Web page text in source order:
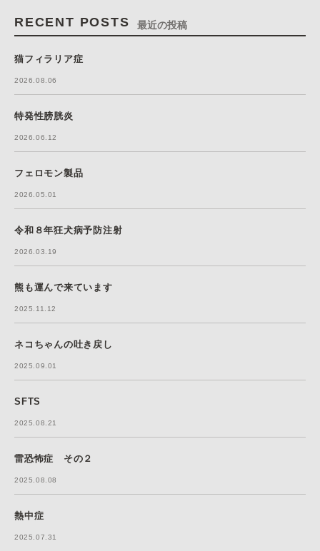
RECENT POSTS 最近の投稿
猫フィラリア症
2026.08.06
特発性膀胱炎
2026.06.12
フェロモン製品
2026.05.01
令和８年狂犬病予防注射
2026.03.19
熊も運んで来ています
2025.11.12
ネコちゃんの吐き戻し
2025.09.01
SFTS
2025.08.21
雷恐怖症 その２
2025.08.08
熱中症
2025.07.31